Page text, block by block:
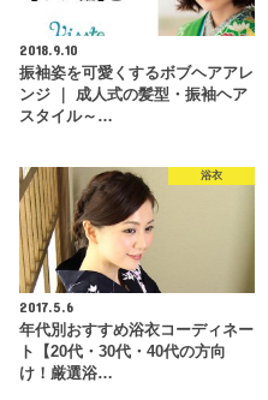
2018.9.10
振袖姿を可愛くするボブヘアアレ
ンジ ｜ 成人式の髪型・振袖ヘア
スタイル～…
浴衣
2017.5.6
年代別おすすめ浴衣コーディネー
ト【20代・30代・40代の方向
け！厳選浴…